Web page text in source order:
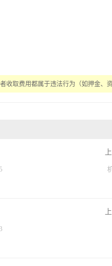
收取费用都属于违法行为（如押金、